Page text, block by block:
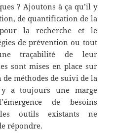
? Ajoutons à ça qu’il y
de quantification de la
la recherche et le
de prévention ou tout
traçabilité de leur
sont mises en place sur
méthodes de suivi de la
a toujours une marge
de besoins
outils existants ne
répondre.